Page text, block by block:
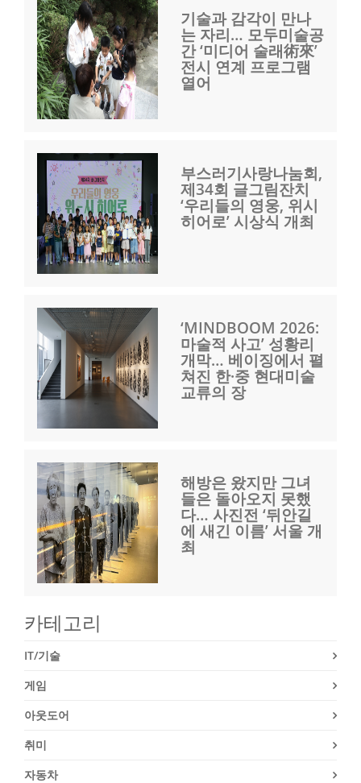
기술과 감각이 만나
는 자리… 모두미술공
간 ‘미디어 술래術來’
전시 연계 프로그램
열어
부스러기사랑나눔회,
제34회 글그림잔치
‘우리들의 영웅, 위시
히어로’ 시상식 개최
‘MINDBOOM 2026:
마술적 사고’ 성황리
개막… 베이징에서 펼
쳐진 한·중 현대미술
교류의 장
해방은 왔지만 그녀
들은 돌아오지 못했
다… 사진전 ‘뒤안길
에 새긴 이름’ 서울 개
최
카테고리
IT/기술
게임
아웃도어
취미
자동차